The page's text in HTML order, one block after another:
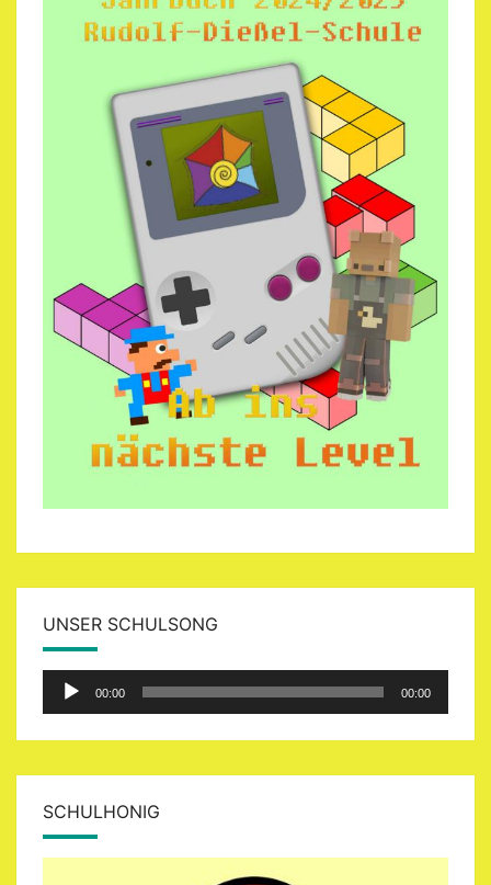
UNSER SCHULSONG
Audio-
Player
00:00 00:00
SCHULHONIG